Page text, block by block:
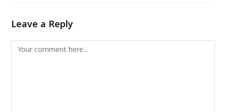
Leave a Reply